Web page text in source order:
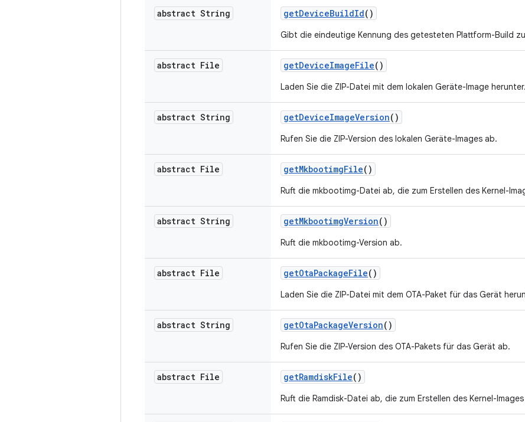
abstract String getDeviceBuildId()
Gibt die eindeutige Kennung des getesteten Plattform-Build
abstract File getDeviceImageFile()
Laden Sie die ZIP-Datei mit dem lokalen Geräte-Image herunter.
abstract String getDeviceImageVersion()
Rufen Sie die ZIP-Version des lokalen Geräte-Images ab.
abstract File getMkbootimgFile()
Ruft die mkbootimg-Datei ab, die zum Erstellen des Kernel-
abstract String getMkbootimgVersion()
Ruft die mkbootimg-Version ab.
abstract File getOtaPackageFile()
Laden Sie die ZIP-Datei mit dem OTA-Paket für das Gerät
abstract String getOtaPackageVersion()
Rufen Sie die ZIP-Version des OTA-Pakets für das Gerät ab.
abstract File getRamdiskFile()
Ruft die Ramdisk-Datei ab, die zum Erstellen des Kernel-